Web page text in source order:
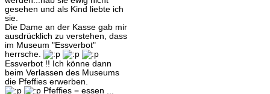
gesehen und als Kind liebte ich
sie.
Die Dame an der Kasse gab mir
ausdrücklich zu verstehen, dass
im Museum "Essverbot"
herrsche.
Essverbot !! Ich könne dann
beim Verlassen des Museums
die Pfeffies erwerben.
Pfeffies = essen ...